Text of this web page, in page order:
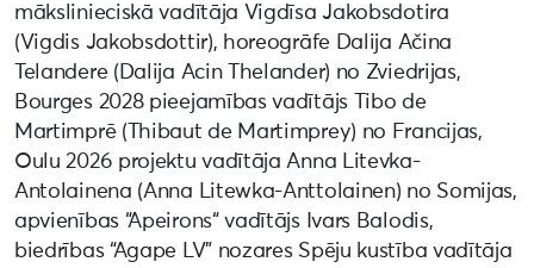
mākslinieciskā vadītāja Vigdīsa Jakobsdotira
(Vigdis Jakobsdottir), horeogrāfe Dalija Ačina
Telandere (Dalija Acin Thelander) no Zviedrijas,
Bourges 2028 pieejamības vadītājs Tibo de
Martimprē (Thibaut de Martimprey) no Francijas,
Oulu 2026 projektu vadītāja Anna Litevka-
Antolainena (Anna Litewka-Anttolainen) no Somijas,
apvienības “Apeirons“ vadītājs Ivars Balodis,
biedrības “Agape LV” nozares Spēju kustība vadītāja